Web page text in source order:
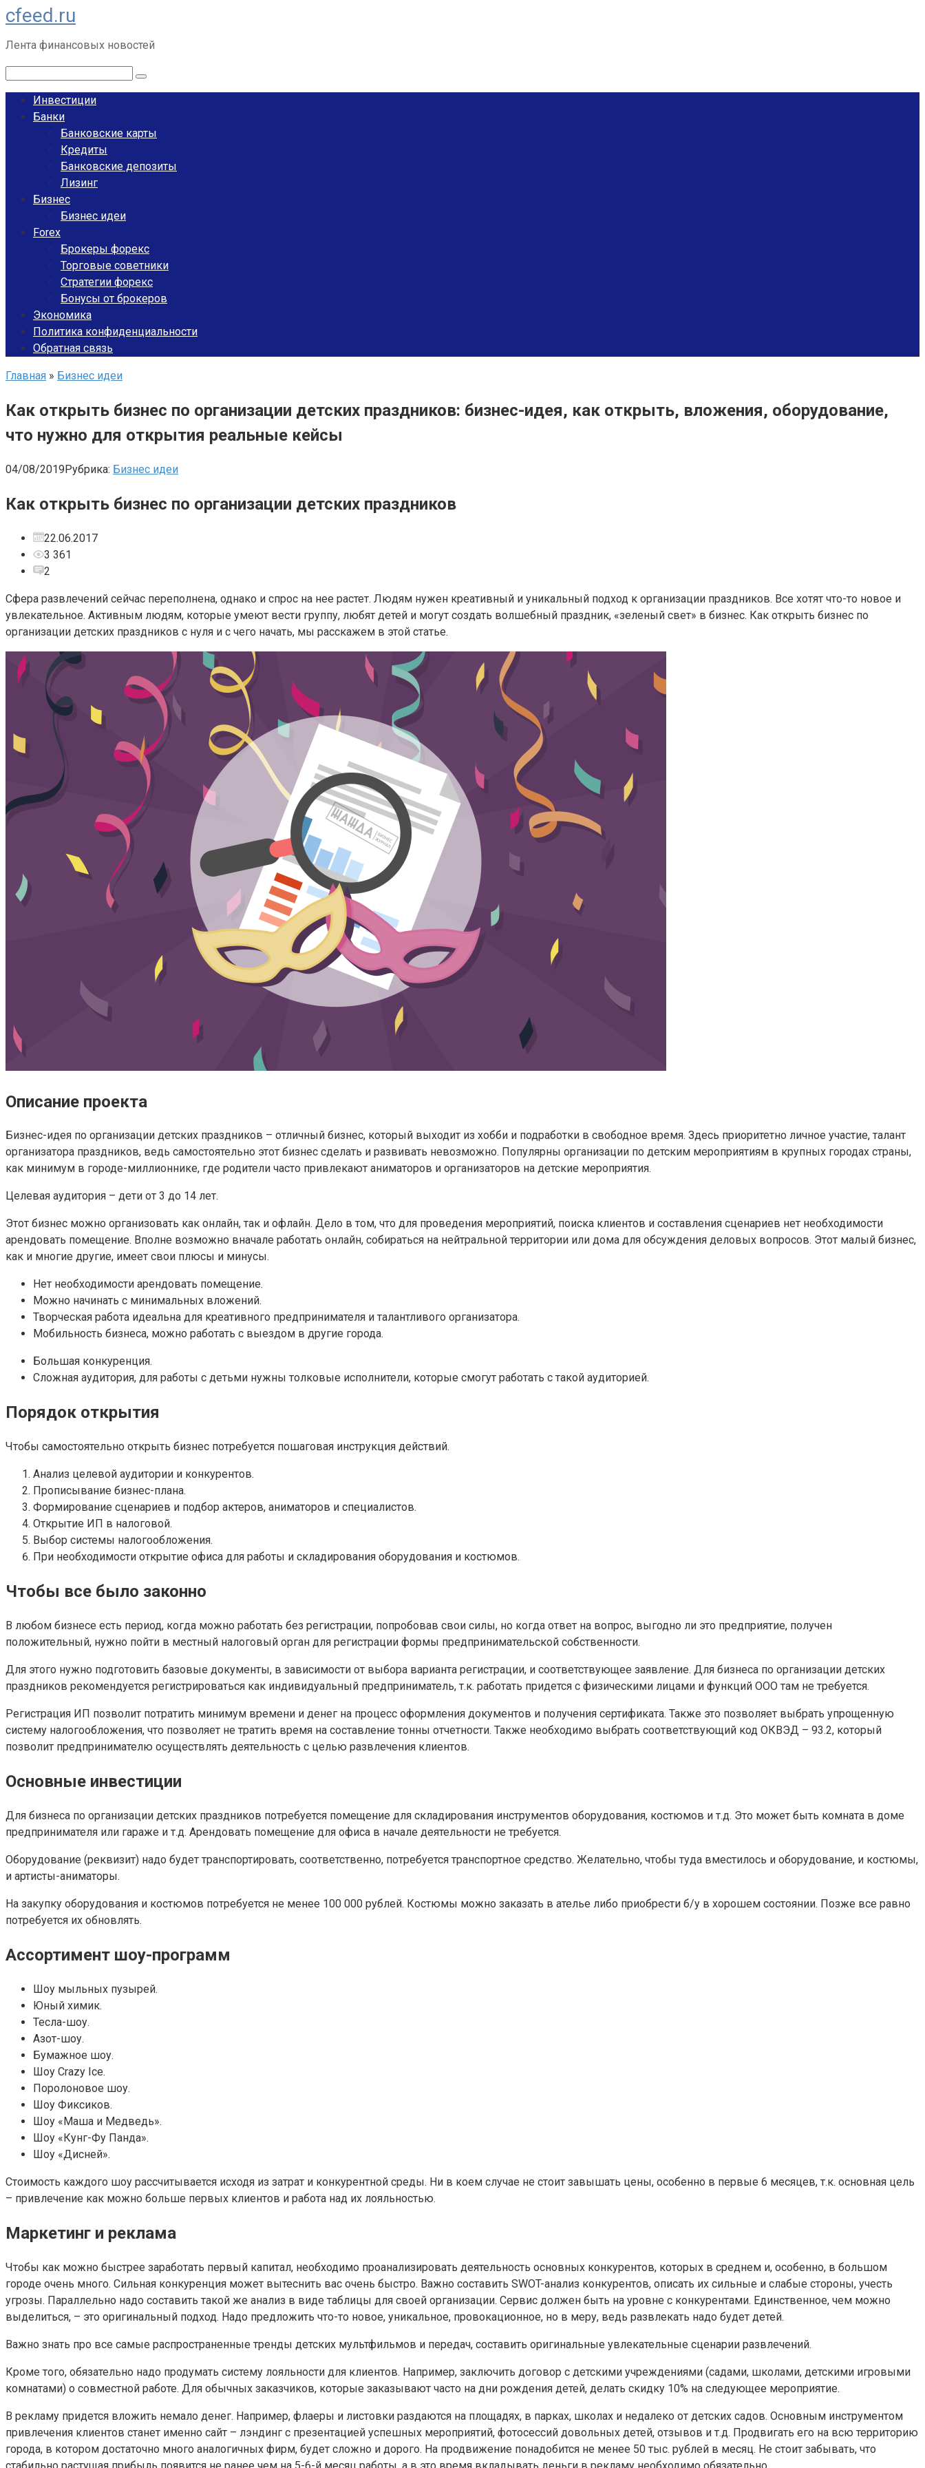
Перейти
к
контенту
cfeed.ru
Лента финансовых новостей
Инвестиции
Банки
Банковские карты
Кредиты
Банковские депозиты
Лизинг
Бизнес
Бизнес идеи
Forex
Брокеры форекс
Торговые советники
Стратегии форекс
Бонусы от брокеров
Экономика
Политика конфиденциальности
Обратная связь
Главная » Бизнес идеи
Как открыть бизнес по организации детских праздников: бизнес-идея, как открыть, вложения, оборудование,
что нужно для открытия реальные кейсы
04/08/2019Рубрика: Бизнес идеи
Как открыть бизнес по организации детских праздников
22.06.2017
3 361
2
Сфера развлечений сейчас переполнена, однако и спрос на нее растет. Людям нужен креативный и уникальный подход к организации праздников. Все хотят что-то новое и
увлекательное. Активным людям, которые умеют вести группу, любят детей и могут создать волшебный праздник, «зеленый свет» в бизнес. Как открыть бизнес по
организации детских праздников с нуля и с чего начать, мы расскажем в этой статье.
Описание проекта
Бизнес-идея по организации детских праздников – отличный бизнес, который выходит из хобби и подработки в свободное время. Здесь приоритетно личное участие, талант
организатора праздников, ведь самостоятельно этот бизнес сделать и развивать невозможно. Популярны организации по детским мероприятиям в крупных городах страны,
как минимум в городе-миллионнике, где родители часто привлекают аниматоров и организаторов на детские мероприятия.
Целевая аудитория – дети от 3 до 14 лет.
Этот бизнес можно организовать как онлайн, так и офлайн. Дело в том, что для проведения мероприятий, поиска клиентов и составления сценариев нет необходимости
арендовать помещение. Вполне возможно вначале работать онлайн, собираться на нейтральной территории или дома для обсуждения деловых вопросов. Этот малый бизнес,
как и многие другие, имеет свои плюсы и минусы.
Нет необходимости арендовать помещение.
Можно начинать с минимальных вложений.
Творческая работа идеальна для креативного предпринимателя и талантливого организатора.
Мобильность бизнеса, можно работать с выездом в другие города.
Большая конкуренция.
Сложная аудитория, для работы с детьми нужны толковые исполнители, которые смогут работать с такой аудиторией.
Порядок открытия
Чтобы самостоятельно открыть бизнес потребуется пошаговая инструкция действий.
Анализ целевой аудитории и конкурентов.
Прописывание бизнес-плана.
Формирование сценариев и подбор актеров, аниматоров и специалистов.
Открытие ИП в налоговой.
Выбор системы налогообложения.
При необходимости открытие офиса для работы и складирования оборудования и костюмов.
Чтобы все было законно
В любом бизнесе есть период, когда можно работать без регистрации, попробовав свои силы, но когда ответ на вопрос, выгодно ли это предприятие, получен
положительный, нужно пойти в местный налоговый орган для регистрации формы предпринимательской собственности.
Для этого нужно подготовить базовые документы, в зависимости от выбора варианта регистрации, и соответствующее заявление. Для бизнеса по организации детских
праздников рекомендуется регистрироваться как индивидуальный предприниматель, т.к. работать придется с физическими лицами и функций ООО там не требуется.
Регистрация ИП позволит потратить минимум времени и денег на процесс оформления документов и получения сертификата. Также это позволяет выбрать упрощенную
систему налогообложения, что позволяет не тратить время на составление тонны отчетности. Также необходимо выбрать соответствующий код ОКВЭД – 93.2, который
позволит предпринимателю осуществлять деятельность с целью развлечения клиентов.
Основные инвестиции
Для бизнеса по организации детских праздников потребуется помещение для складирования инструментов оборудования, костюмов и т.д. Это может быть комната в доме
предпринимателя или гараже и т.д. Арендовать помещение для офиса в начале деятельности не требуется.
Оборудование (реквизит) надо будет транспортировать, соответственно, потребуется транспортное средство. Желательно, чтобы туда вместилось и оборудование, и костюмы,
и артисты-аниматоры.
На закупку оборудования и костюмов потребуется не менее 100 000 рублей. Костюмы можно заказать в ателье либо приобрести б/у в хорошем состоянии. Позже все равно
потребуется их обновлять.
Ассортимент шоу-программ
Шоу мыльных пузырей.
Юный химик.
Тесла-шоу.
Азот-шоу.
Бумажное шоу.
Шоу Crazy Ice.
Поролоновое шоу.
Шоу Фиксиков.
Шоу «Маша и Медведь».
Шоу «Кунг-Фу Панда».
Шоу «Дисней».
Стоимость каждого шоу рассчитывается исходя из затрат и конкурентной среды. Ни в коем случае не стоит завышать цены, особенно в первые 6 месяцев, т.к. основная цель
– привлечение как можно больше первых клиентов и работа над их лояльностью.
Маркетинг и реклама
Чтобы как можно быстрее заработать первый капитал, необходимо проанализировать деятельность основных конкурентов, которых в среднем и, особенно, в большом
городе очень много. Сильная конкуренция может вытеснить вас очень быстро. Важно составить SWOT-анализ конкурентов, описать их сильные и слабые стороны, учесть
угрозы. Параллельно надо составить такой же анализ в виде таблицы для своей организации. Сервис должен быть на уровне с конкурентами. Единственное, чем можно
выделиться, – это оригинальный подход. Надо предложить что-то новое, уникальное, провокационное, но в меру, ведь развлекать надо будет детей.
Важно знать про все самые распространенные тренды детских мультфильмов и передач, составить оригинальные увлекательные сценарии развлечений.
Кроме того, обязательно надо продумать систему лояльности для клиентов. Например, заключить договор с детскими учреждениями (садами, школами, детскими игровыми
комнатами) о совместной работе. Для обычных заказчиков, которые заказывают часто на дни рождения детей, делать скидку 10% на следующее мероприятие.
В рекламу придется вложить немало денег. Например, флаеры и листовки раздаются на площадях, в парках, школах и недалеко от детских садов. Основным инструментом
привлечения клиентов станет именно сайт – лэндинг с презентацией успешных мероприятий, фотосессий довольных детей, отзывов и т.д. Продвигать его на всю территорию
города, в котором достаточно много аналогичных фирм, будет сложно и дорого. На продвижение понадобится не менее 50 тыс. рублей в месяц. Не стоит забывать, что
стабильно растущая прибыль появится не ранее чем на 5-6-й месяц работы, а в это время вкладывать деньги в рекламу необходимо обязательно.